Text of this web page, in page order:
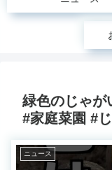
緑色のじゃが
#家庭菜園 #
ニュース